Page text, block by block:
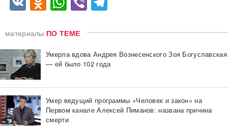
материалы ПО ТЕМЕ
Умерла вдова Андрея Вознесенского Зоя Богуславская
— ей было 102 года
Умер ведущий программы «Человек и закон» на
Первом канале Алексей Пиманов: названа причина
смерти